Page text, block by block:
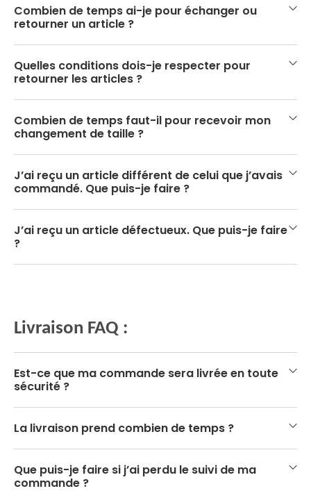
Combien de temps ai-je pour échanger ou
retourner un article ?
Quelles conditions dois-je respecter pour
retourner les articles ?
Combien de temps faut-il pour recevoir mon
changement de taille ?
J’ai reçu un article différent de celui que j’avais
commandé. Que puis-je faire ?
J’ai reçu un article défectueux. Que puis-je faire
?
Livraison FAQ :
Est-ce que ma commande sera livrée en toute
sécurité ?
La livraison prend combien de temps ?
Que puis-je faire si j’ai perdu le suivi de ma
commande ?